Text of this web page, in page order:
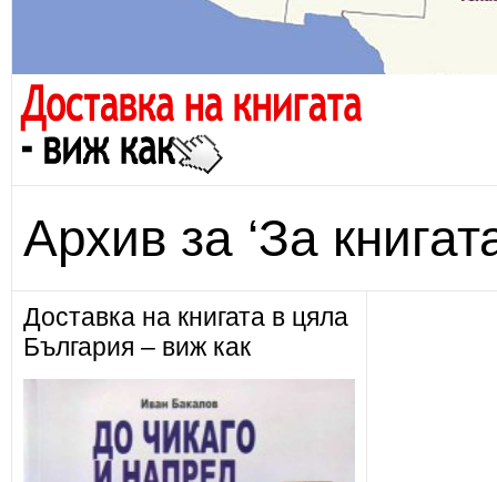
Архив за ‘За
Доставка на книгата в цяла
България – виж как